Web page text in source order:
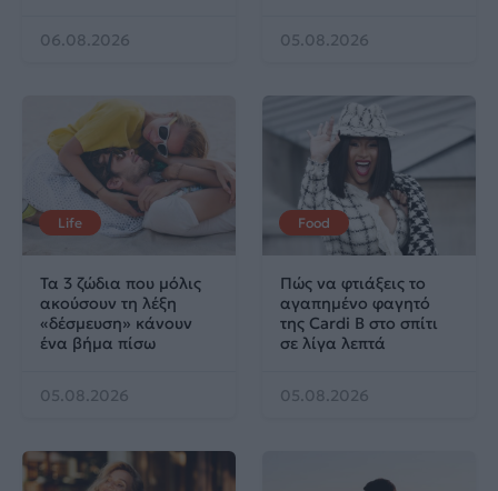
06.08.2026 05.08.2026
Life
Τα 3 ζώδια που μόλις
ακούσουν τη λέξη
«δέσμευση» κάνουν
ένα βήμα πίσω
05.08.2026
Food
Πώς να φτιάξεις το
αγαπημένο φαγητό
της Cardi B στο σπίτι
σε λίγα λεπτά
05.08.2026